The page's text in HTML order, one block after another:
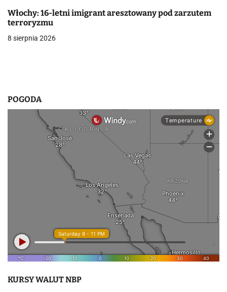
i
s
Włochy: 16-letni imigrant aresztowany pod zarzutem
terroryzmu
8 sierpnia 2026
POGODA
KURSY WALUT NBP